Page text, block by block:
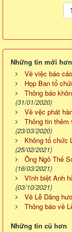
Những tin mới hơn
Về việc báo
Họp Ban tổ
Thông báo
(31/01/2020)
Về vệc phát
Thông tin thêm
(23/03/2020)
Không tổ chức
(25/02/2021)
Ông Ngô Thế
(16/03/2021)
Vĩnh biệt Anh
(03/10/2021)
Về Lễ Dâng
Thông báo về
Những tin cũ hơn